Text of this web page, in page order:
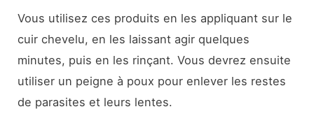
Vous utilisez ces produits en les appliquant sur le
cuir chevelu, en les laissant agir quelques
minutes, puis en les rinçant. Vous devrez ensuite
utiliser un peigne à poux pour enlever les restes
de parasites et leurs lentes.